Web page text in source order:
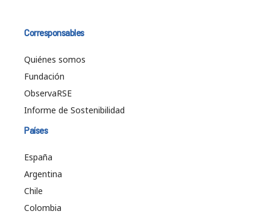
Corresponsables
Quiénes somos
Fundación
ObservaRSE
Informe de Sostenibilidad
Países
España
Argentina
Chile
Colombia